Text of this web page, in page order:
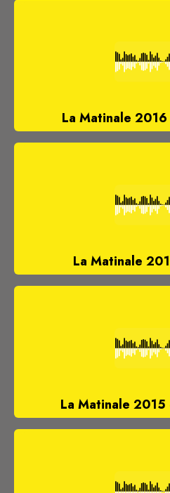
La Matinale
La Matinale
La Matinale